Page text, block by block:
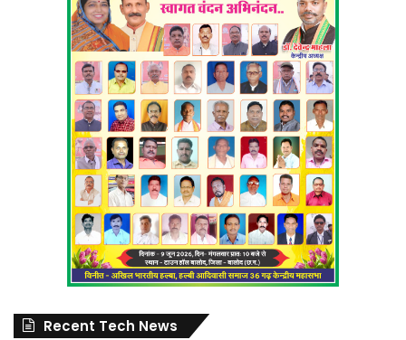
Recent Tech News